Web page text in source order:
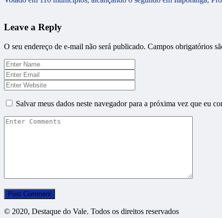
Leave a Reply
O seu endereço de e-mail não será publicado. Campos obrigatórios
Salvar meus dados neste navegador para a próxima vez que eu
© 2020, Destaque do Vale. Todos os direitos reservados